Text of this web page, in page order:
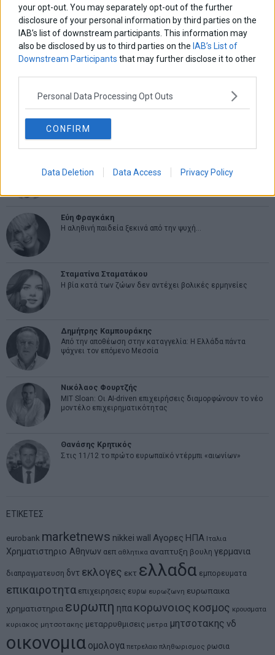
your opt-out. You may separately opt-out of the further
disclosure of your personal information by third parties on the
IAB’s list of downstream participants. This information may
also be disclosed by us to third parties on the IAB’s List of
Downstream Participants that may further disclose it to other
Personal Data Processing Opt Outs
CONFIRM
Data Deletion Data Access Privacy Policy
ΑΡΘΡΟΓΡΑΦΟΙ
Οι «τιμωροί» των ομολόγων επέστρεψαν
Εύη Φραγκάκη
Η αληθινή παιδεία ξεκινά από την ψυχή…
Σταματίνα Σταματάκου
Η βία κατά των ζώων δεν αντέχει βολικές ερμηνείες
Δημήτρης Καμπουράκης
Από την αποθέωση στην καταγγελία: Η Ελλάδα πάντα
ψάχνει τον επόμενο Μεσσία
Νικόλαος Φουρτζής
MIT Sloan: Οι AI-driven επιχειρήσεις διαμορφώνουν το νέο
μοντέλο επιχειρηματικότητας
Θανάσης Κρητικός
Στις 11/12 το πρώτο ευρωπαϊκό ντέρμπι «αιωνίων»
ΕΤΙΚΕΤΕΣ
eurobank marketnews nikkei wall Αγορες ΗΠΑ Ιταλια
Χρηματιστηριο Αθηνων αεπ αθλητικα αναπτυξη βουλη γερμανια
διαπραγματευση δντ εκλογες εκτ ελλαδα εμπορευματα
επικαιροτητα επιχειρησεις ευρω ευρωζωνη ευρωπαικα
χρηματιστηρια ευρωπη ηπα κορωνοιος κοσμος κρουσματα
κυριακος μητσοτακης μεταρρυθμισεις μετρα μητσοτακης νδ
οικονομια ομολογα πετρελαιο πληθωρισμος ρωσια